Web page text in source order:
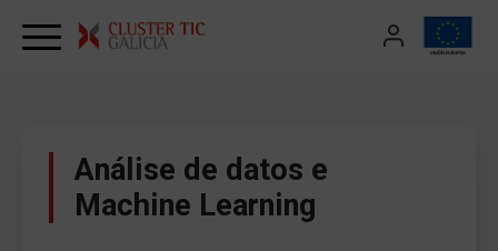
Análise de datos e
Machine Learning